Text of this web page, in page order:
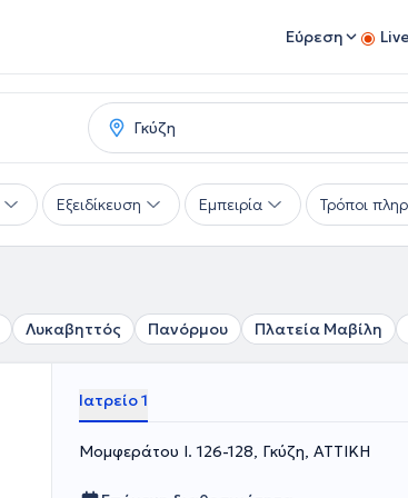
Εύρεση
Εξειδίκευση Εμπειρία Τρόποι
Λυκαβηττός Πανόρμου Πλατεία Μαβίλη
Ιατρείο 1
Μομφεράτου Ι. 126-128, Γκύζη, ΑΤΤΙΚΗ